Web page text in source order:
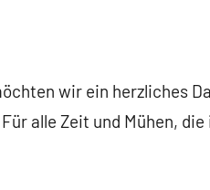
wir ein herzliches
alle Zeit und Mühen,